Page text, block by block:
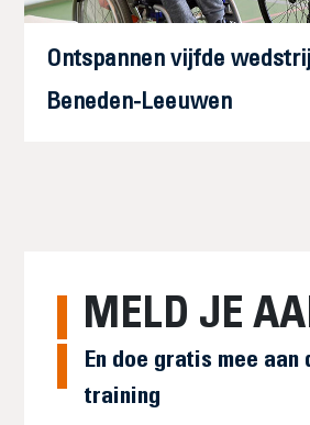
Ontspannen vijfde
Beneden-Leeuwen
MELD JE
En doe gratis mee aan
training